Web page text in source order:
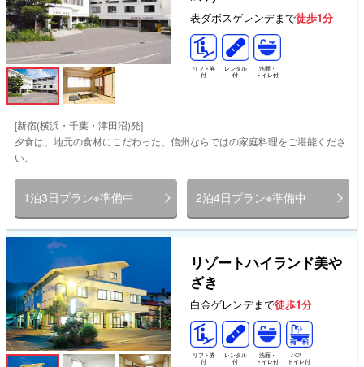
表ダボスゲレンデまで徒歩1分
リフト券
付
レンタル
付
洗面・
トイレ付
[新宿(横浜・千葉・津田沼)発]
夕食は、地元の食材にこだわった、信州ならではの家庭料理をご堪能くださ
い。
1泊3日プラン※準備中 2泊4日プラン※準備中
リゾートハイランド美や
ざき
白金ゲレンデまで徒歩1分
リフト券
付
レンタル
付
洗面・
トイレ付
バス・
トイレ付